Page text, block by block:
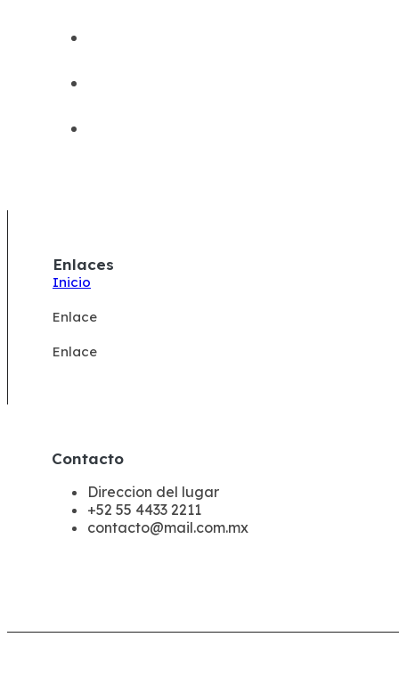
Enlaces
Inicio
Enlace
Enlace
Contacto
Direccion del lugar
+52 55 4433 2211
contacto@mail.com.mx